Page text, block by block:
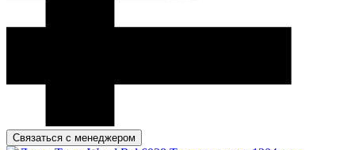
Связаться с менеджером